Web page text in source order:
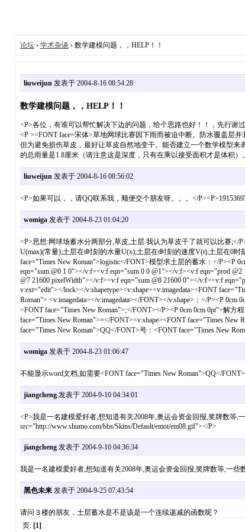
论坛› 学术杂谈 › 数学建模问题，，HELP！！
liuweijun发表于 2004-8-16 08:54:28
数学建模问题，，HELP！！
<P>各位，有谁可以帮忙解决下边的问题，给个思路也好！！，先行谢
<P ><FONT face=宋体>草地网球比赛因下雨而被迫中断。防水覆盖层
但为避免损伤草皮，最好让草皮自然地变干。能否建立一个数学模型
的总雨量是1.8厘米（请注意这是深度，只有在乘以接受面积才是体积）
liuweijun发表于 2004-8-16 08:56:02
<P>如果可以，，请QQ联系我，顺便交个朋友呀。。。</
womiga发表于 2004-8-23 01:04:20
<P>思想:网球场蓄水分两部分,草皮,土层.我认为草皮干了就可以比赛
U(max)(常量);土层在t时刻的水量U(x);土层在t时刻的速度V(t);土层在0
face="Times New Roman">logistic</FONT>模型求土层的蓄水：</P><P
eqn="sum @0 1 0"></v:f><v:f eqn="sum 0 0 @1"></v:f><v:f eqn="prod
@7 21600 pixelWidth"></v:f><v:f eqn="sum @8 21600 0"></v:f><v:f
v:ext="edit"></lock></v:shapetype><v:shape><v:imagedata><FONT
Roman"> <v:imagedata></v:imagedata></FONT></v:shape>；</P><P
<FONT face="Times New Roman">;</FONT></P><P 0cm 0cm 0pt">解方
face="Times New Roman">=</FONT><v:shape><FONT face="Times New
face="Times New Roman">QQ</FONT>号：<FONT face="Times New
womiga发表于 2004-8-23 01:06:47
不能显示word文档,如需要<FONT face="Times New Roman">QQ</
jiangcheng发表于 2004-9-10 04:34:01
<P>我是一名建模爱好者,想知道有关2008年,奥运会资金回报,奖牌数等,一
src="http://www.shumo.com/bbs/Skins/Default/emot/em08.gif"></P>
jiangcheng发表于 2004-9-10 04:36:34
我是一名建模爱好者,想知道有关2008年,奥运会资金回报,奖牌数等
黑色未来发表于 2004-9-25 07:43:54
请问３楼的朋友，土层蓄水是不是该是一个连续递减的函数呢？
页: [1]